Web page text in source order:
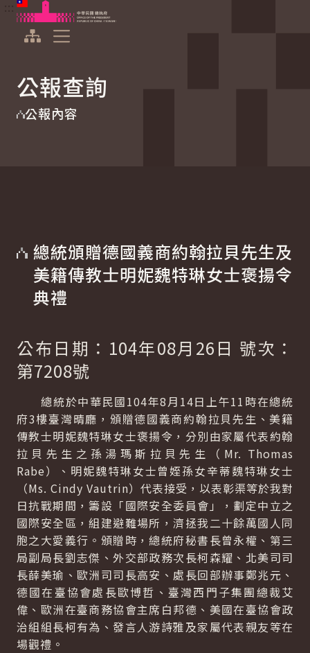
跳到主要內容
中華民國總統府
公報查詢
公報內容
總統頒贈德國義商約翰拉貝先生及
美籍傳教士明妮魏特琳女士褒揚令
典禮
公布日期：104年08月26日 號次：
第7208號
總統於中華民國104年8月14日上午11時在總統
府3樓臺灣晴廳，頒贈德國義商約翰拉貝先生、美籍
傳教士明妮魏特琳女士褒揚令，分別由家屬代表約翰
拉貝先生之孫湯瑪斯拉貝先生（Mr. Thomas
Rabe）、明妮魏特琳女士曾姪孫女辛蒂魏特琳女士
（Ms. Cindy Vautrin）代表接受，以表彰渠等於我對
日抗戰期間，籌設「國際安全委員會」，劃定中立之
國際安全區，組建避難場所，濟拯我二十餘萬國人同
胞之大愛義行。頒贈時，總統府秘書長曾永權、第三
局副局長劉志傑、外交部政務次長柯森耀、北美司司
長薛美瑜、歐洲司司長高安、處長回部辦事鄭兆元、
德國在臺協會處長歐博哲、臺灣西門子集團總裁艾
偉、歐洲在臺商務協會主席白邦德、美國在臺協會政
治組組長柯有為、發言人游詩雅及家屬代表親友等在
場觀禮。